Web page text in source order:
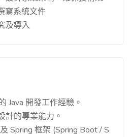
寫系統文件
及導入
Java 開發工作經驗。
計的專業能力。
Spring 框架 (Spring Boot / S